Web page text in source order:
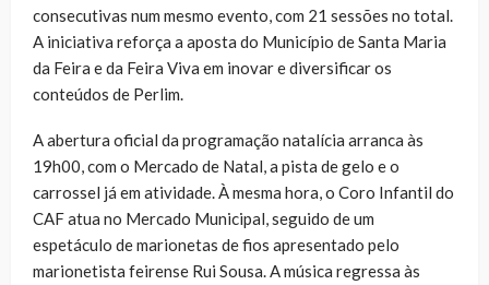
consecutivas num mesmo evento, com 21 sessões no total.
A iniciativa reforça a aposta do Município de Santa Maria
da Feira e da Feira Viva em inovar e diversificar os
conteúdos de Perlim.
A abertura oficial da programação natalícia arranca às
19h00, com o Mercado de Natal, a pista de gelo e o
carrossel já em atividade. À mesma hora, o Coro Infantil do
CAF atua no Mercado Municipal, seguido de um
espetáculo de marionetas de fios apresentado pelo
marionetista feirense Rui Sousa. A música regressa às